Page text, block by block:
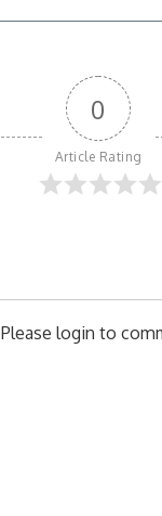
0
Article Rating
Please login to